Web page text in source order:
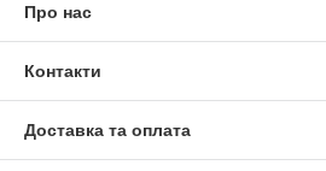
Про нас
Контакти
Доставка та оплата